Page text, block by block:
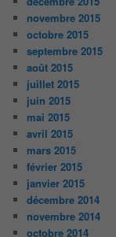
novembre 2015
octobre 2015
septembre 2015
août 2015
juillet 2015
juin 2015
mai 2015
avril 2015
mars 2015
février 2015
janvier 2015
décembre 2014
novembre 2014
octobre 2014